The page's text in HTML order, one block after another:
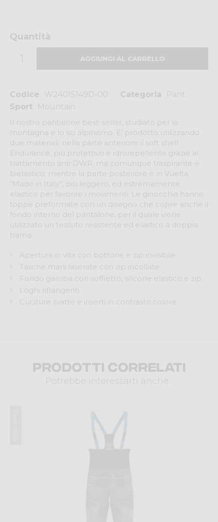
Codice W24015149D-00 Categoria
Pant
Sport
Mountain
Il nostro pantalone best-seller, studiato per la
montagna e lo sci alpinismo. E' prodotto utilizzando
due materiali: nella parte anteriore il soft shell
Endurance, più protettivo e idrorepellente grazie al
trattamento anti DWR, ma comunque traspirante e
bielastico; mentre la parte posteriore è in Vuelta
“Made in Italy”, più leggero, ed estremamente
elastico per favorire i movimenti. Le ginocchia hanno
toppe preformate con un disegno che copre anche il
fondo interno del pantalone, per il quale viene
utilizzato un tessuto resistente ed elastico a doppia
trama.
Apertura in vita con bottone e zip invisibile
Tasche mani laserate con zip incollate
Fondo gamba con soffietto, silicone elastico e zip
Loghi rifrangenti
Cuciture piatte e inserti in contrasto colore
Quantità
Prodotti correlati
Potrebbe interessarti anche...